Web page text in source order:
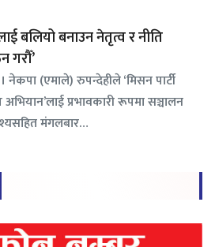
बलियो बनाउन नेतृत्व र नीति
गरौँ’
नेकपा (एमाले) रुपन्देहीले ‘मिसन पार्टी
प्रभावकारी रूपमा सञ्चालन
मंगलबार…